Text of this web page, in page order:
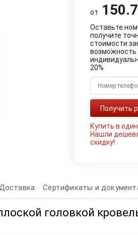
от
Оставьте
получите
стоимости
возможность
20%
Купить в
Нашли
скидку!
Сертификаты и
головкой